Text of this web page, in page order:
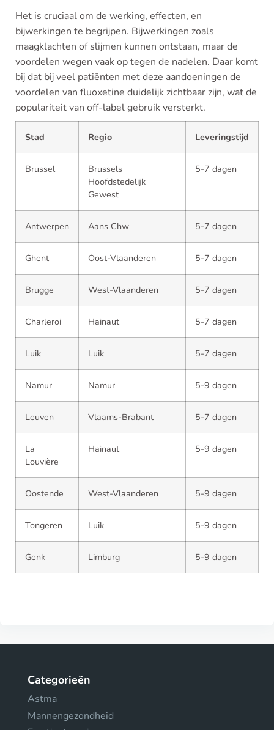
Het is cruciaal om de werking, effecten, en
bijwerkingen te begrijpen. Bijwerkingen zoals
maagklachten of slijmen kunnen ontstaan, maar de
voordelen wegen vaak op tegen de nadelen. Daar komt
bij dat bij veel patiënten met deze aandoeningen de
voordelen van fluoxetine duidelijk zichtbaar zijn, wat de
populariteit van off-label gebruik versterkt.
Stad Regio Leveringstijd
Brussel
Brussels
Hoofdstedelijk
Gewest
5-7 dagen
Antwerpen Aans Chw 5-7 dagen
Ghent Oost-Vlaanderen 5-7 dagen
Brugge West-Vlaanderen 5-7 dagen
Charleroi Hainaut 5-7 dagen
Luik Luik 5-7 dagen
Namur Namur 5-9 dagen
Leuven Vlaams-Brabant 5-7 dagen
La
Louvière
Hainaut 5-9 dagen
Oostende West-Vlaanderen 5-9 dagen
Tongeren Luik 5-9 dagen
Genk Limburg 5-9 dagen
Categorieën
Astma
Mannengezondheid